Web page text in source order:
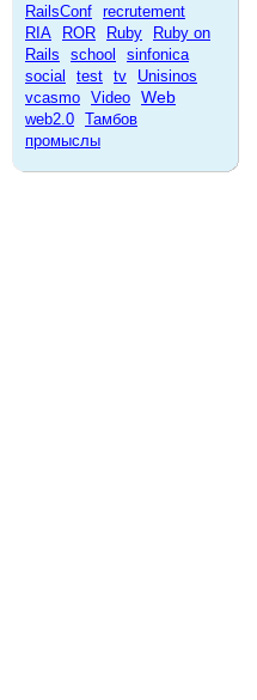
RailsConf recrutement
RIA
ROR Ruby
Ruby on
Rails
school
sinfonica
social
test tv
Unisinos
vcasmo Video Web
web2.0 Тамбов
промыслы